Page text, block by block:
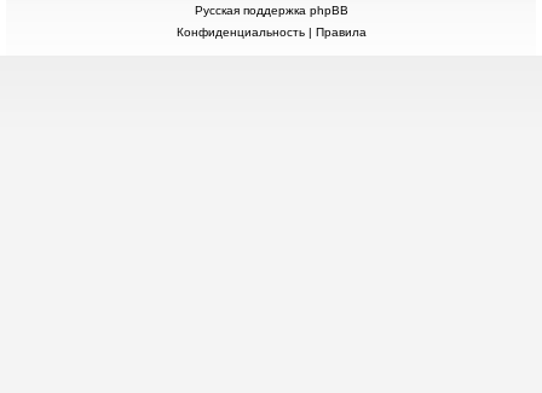
Русская поддержка phpBB
Конфиденциальность| Правила